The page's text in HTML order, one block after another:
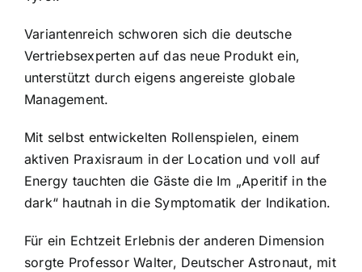
Variantenreich schworen sich die deutsche
Vertriebsexperten auf das neue Produkt ein,
unterstützt durch eigens angereiste globale
Management.
Mit selbst entwickelten Rollenspielen, einem
aktiven Praxisraum in der Location und voll auf
Energy tauchten die Gäste die Im „Aperitif in the
dark“ hautnah in die Symptomatik der Indikation.
Für ein Echtzeit Erlebnis der anderen Dimension
sorgte Professor Walter, Deutscher Astronaut, mit